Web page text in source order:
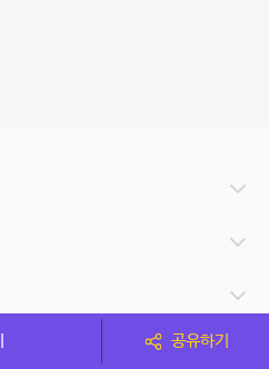
공유하기